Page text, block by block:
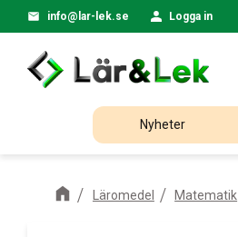
info@lar-lek.se Logga in
Nyheter
Läromedel Matematik